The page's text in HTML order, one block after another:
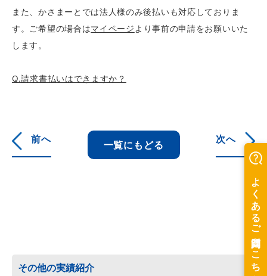
また、かさまーとでは法人様のみ後払いも対応しておりま
す。ご希望の場合はマイページ より事前の申請をお願いいた
します。
Q.請求書払いはできますか？
前へ 一覧にもどる 次へ
その他の実績紹介